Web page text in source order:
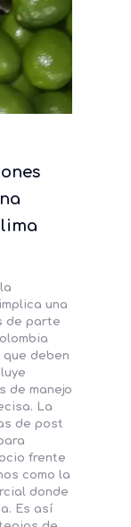
una
de parte
deben
de manejo
La
de post
frente
como la
donde
Es así